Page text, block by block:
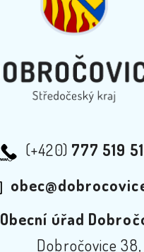
(+420) 777 519
Obecní úřad
Dobročovice 38,